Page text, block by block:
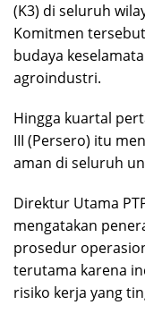
(K3) di seluruh
Komitmen
budaya
agroindustri.
Hingga kuartal
III (Persero) itu
aman di seluruh
Direktur Utama
mengatakan
prosedur
terutama karena
risiko kerja yang